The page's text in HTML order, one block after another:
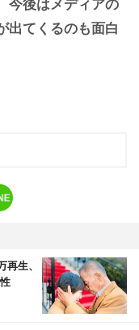
出てくるのも面白
生、